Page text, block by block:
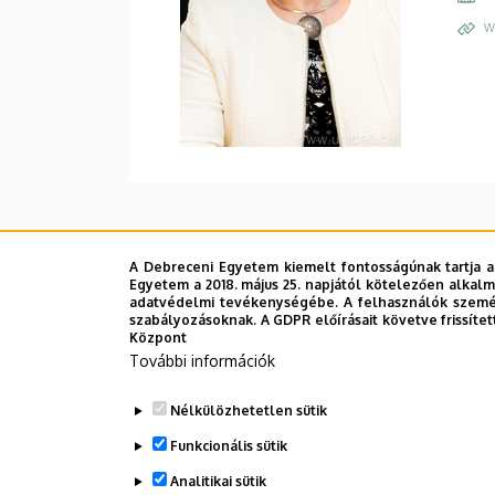
A Debreceni Egyetem kiemelt fontosságúnak
Egyetem a 2018. május 25. napjától kötelezően
adatvédelmi tevékenységébe. A felhasználók
szabályozásoknak. A GDPR előírásait követve
Központ
További információk
Nélkülözhetetlen sütik
Funkcionális sütik
Analitikai sütik